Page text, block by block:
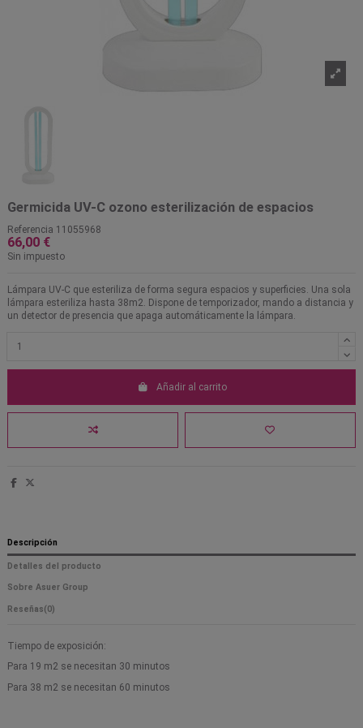
Germicida UV-C ozono esterilización de espacios
Referencia 11055968
66,00 €
Sin impuesto
Lámpara UV-C que esteriliza de forma segura espacios y superficies. Una sola
lámpara esteriliza hasta 38m2. Dispone de temporizador, mando a distancia y
un detector de presencia que apaga automáticamente la lámpara.
Añadir al carrito
Descripción
Detalles del producto
Sobre Asuer Group
Reseñas(0)
Tiempo de exposición:
Para 19 m2 se necesitan 30 minutos
Para 38 m2 se necesitan 60 minutos